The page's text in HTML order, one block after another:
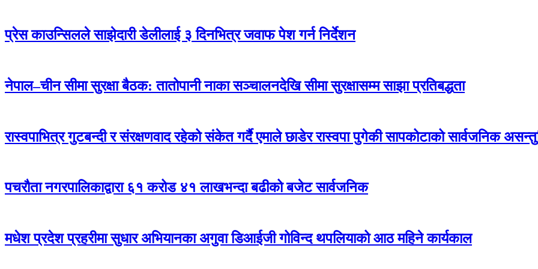
प्रेस काउन्सिलले साझेदारी डेलीलाई ३ दिनभित्र जवाफ पेश गर्न निर्देशन
नेपाल–चीन सीमा सुरक्षा बैठक: तातोपानी नाका सञ्चालनदेखि सीमा सुरक्षासम्म साझा प्रतिबद्धता
रास्वपाभित्र गुटबन्दी र संरक्षणवाद रहेको संकेत गर्दै एमाले छाडेर रास्वपा पुगेकी सापकोटाको सार्वजनिक
पचरौता नगरपालिकाद्वारा ६१ करोड ४१ लाखभन्दा बढीको बजेट सार्वजनिक
मधेश प्रदेश प्रहरीमा सुधार अभियानका अगुवा डिआईजी गोविन्द थपलियाको आठ महिने कार्यकाल